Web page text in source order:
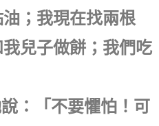
；我現在找兩根
兒子做餅；我們吃
：「不要懼怕！可